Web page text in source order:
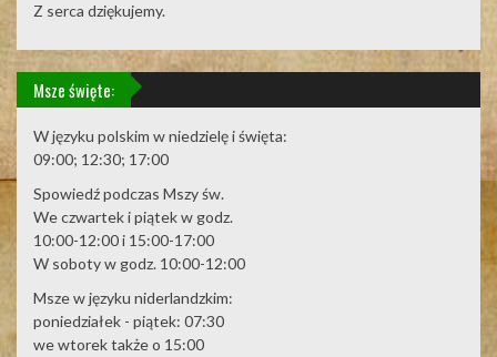
Z serca dziękujemy.
Msze święte:
W języku polskim w niedzielę i święta:
09:00; 12:30; 17:00
Spowiedź podczas Mszy św.
We czwartek i piątek w godz.
10:00-12:00 i 15:00-17:00
W soboty w godz. 10:00-12:00
Msze w języku niderlandzkim:
poniedziałek - piątek: 07:30
we wtorek także o 15:00